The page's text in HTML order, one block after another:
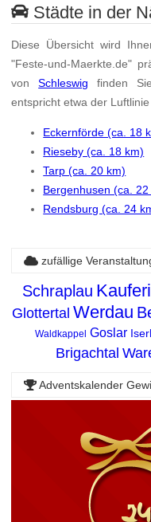
Städte in der
Diese Übersicht wird
"Feste-und-Maerkte.de"
vonSchleswig finden
entspricht etwa der
Eckernförde (ca. 18
Rieseby (ca. 18 km)
Tarp (ca. 20 km)
Bergenhusen (ca. 22
Rendsburg (ca. 24
zufällige
Schraplau
Glottertal Werdau
Waldkappel Goslar
Brigachtal
Adventskalender